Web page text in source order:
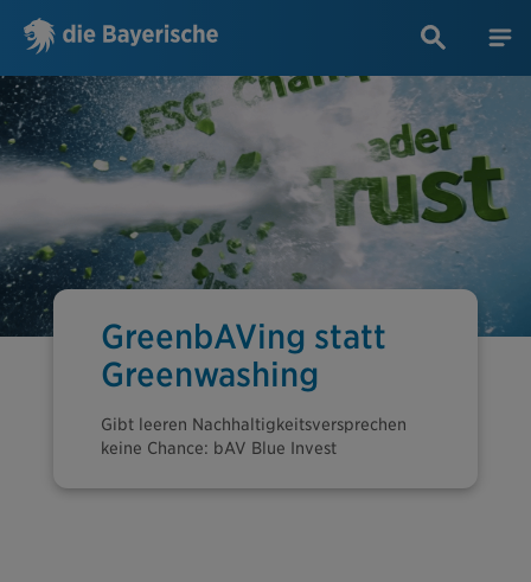
GreenbAVing statt
Greenwashing
Gibt leeren Nachhaltigkeitsversprechen
keine Chance: bAV Blue Invest